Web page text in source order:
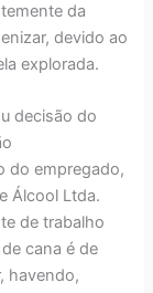
da
devido ao
explorada.
decisão do
do empregado,
Álcool Ltda.
de trabalho
cana é de
havendo,